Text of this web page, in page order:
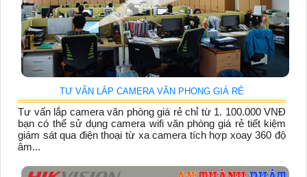
TƯ VẤN LẮP CAMERA VĂN PHONG GIÁ RẺ
Tư vấn lắp camera văn phòng giá rẻ chỉ từ 1. 100.000 VNĐ
bạn có thể sử dụng camera wifi văn phòng giá rẻ tiết kiệm
giám sát qua điện thoại từ xa camera tích hợp xoay 360 độ
âm...